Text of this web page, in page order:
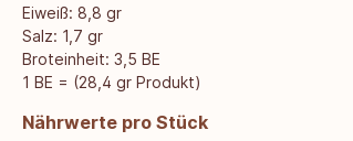
Eiweiß: 8,8 gr
Salz: 1,7 gr
Broteinheit: 3,5 BE
1 BE = (28,4 gr Produkt)
Nährwerte pro Stück